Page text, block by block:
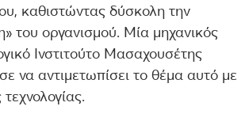
καθιστώντας δύσκολη την
του οργανισμού. Μία μηχανικός
Ινστιτούτο Μασαχουσέτης
να αντιμετωπίσει το θέμα αυτό με